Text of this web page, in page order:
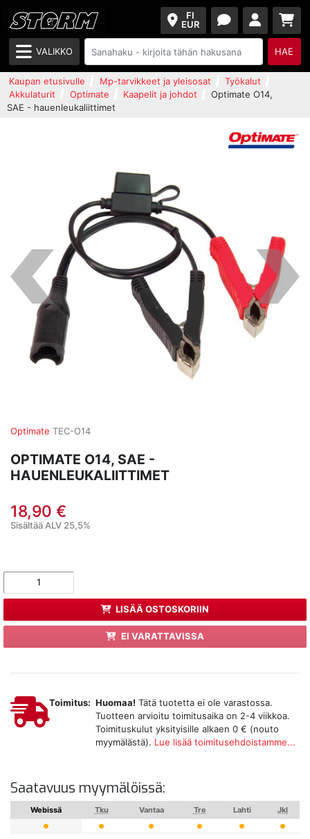
FI
EUR
VALIKKO HAE
Kaupan etusivulle Mp-tarvikkeet ja yleisosat
Työkalut
Akkulaturit
Optimate Kaapelit ja johdot
Optimate O14,
SAE - hauenleukaliittimet
Optimate TEC-O14
OPTIMATE O14, SAE -
HAUENLEUKALIITTIMET
18,90 €
Sisältää ALV 25,5%
LISÄÄ OSTOSKORIIN
EI VARATTAVISSA
Toimitus: Huomaa! Tätä tuotetta ei ole varastossa.
Tuotteen arvioitu toimitusaika on 2-4 viikkoa.
Toimituskulut yksityisille alkaen 0 € (nouto
myymälästä). Lue lisää toimitusehdoistamme...
Saatavuus myymälöissä:
Webissä Tku Vantaa Tre Lahti Jkl